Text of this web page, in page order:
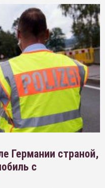
Германии страной,
с